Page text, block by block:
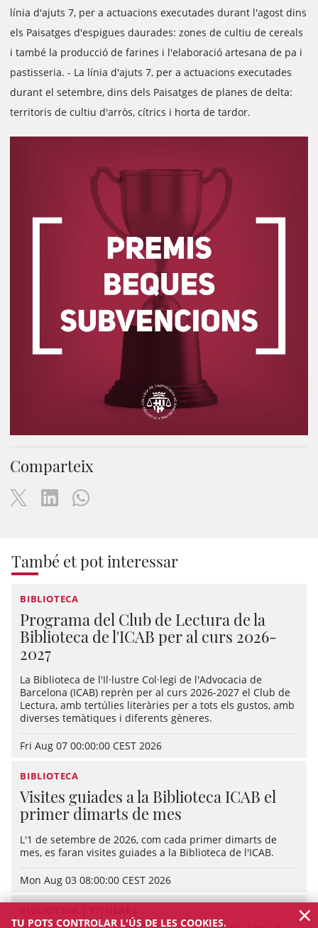
línia d'ajuts 7, per a actuacions executades durant l'agost dins
els Paisatges d'espigues daurades: zones de cultiu de cereals
i també la producció de farines i l'elaboració artesana de pa i
pastisseria. - La línia d'ajuts 7, per a actuacions executades
durant el setembre, dins dels Paisatges de planes de delta:
territoris de cultiu d'arròs, cítrics i horta de tardor.
Comparteix
També et pot interessar
BIBLIOTECA
Programa del Club de Lectura de la
Biblioteca de l'ICAB per al curs 2026-
2027
La Biblioteca de l'Il·lustre Col·legi de l'Advocacia de
Barcelona (ICAB) reprèn per al curs 2026-2027 el Club de
Lectura, amb tertúlies literàries per a tots els gustos, amb
diverses temàtiques i diferents gèneres.
Fri Aug 07 00:00:00 CEST 2026
BIBLIOTECA
Visites guiades a la Biblioteca ICAB el
primer dimarts de mes
L'1 de setembre de 2026, com cada primer dimarts de
mes, es faran visites guiades a la Biblioteca de l'ICAB.
Mon Aug 03 08:00:00 CEST 2026
TU POTS CONTROLAR L'ÚS DE LES COOKIES. ×